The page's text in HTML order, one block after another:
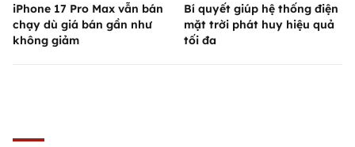
iPhone 17 Pro Max vẫn bán
chạy dù giá bán gần như
không giảm
Bí quyết giúp hệ thống điện
mặt trời phát huy hiệu quả
tối đa